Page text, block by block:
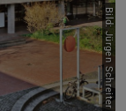
Bild: Jürgen Schreiter